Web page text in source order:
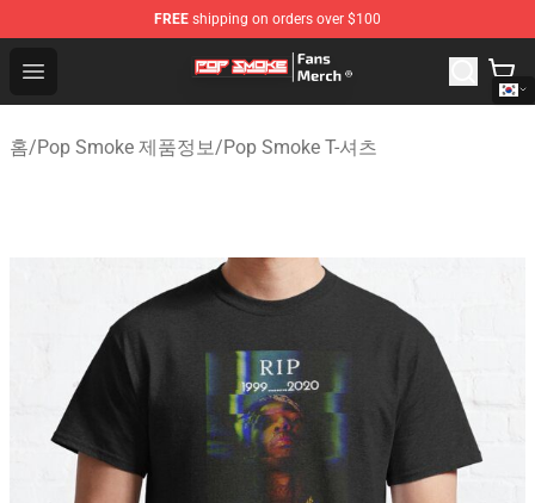
FREE shipping on orders over $100
Open menu
Pop Smoke Store - Official Pop Smoke Merchandise
홈/Pop Smoke 제품정보/Pop Smoke T-셔츠